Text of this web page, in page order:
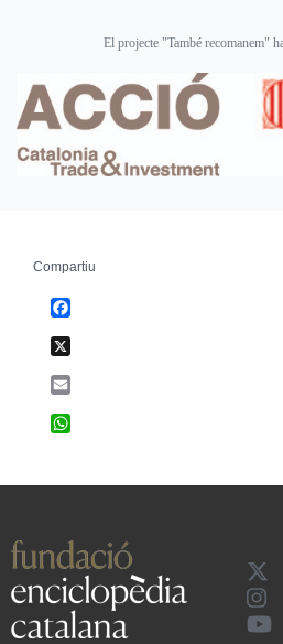
El projecte "També recomanem"
Compartiu